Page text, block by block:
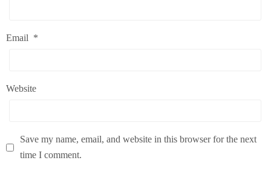
Email *
Website
Save my name, email, and website in this browser for the next
time I comment.